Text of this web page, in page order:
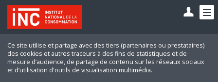
Ce site utilise et partage avec des tiers (partenaires ou prestataires)
des cookies et autres traceurs à des fins de statistiques et de
mesure d’audience, de partage de contenu sur les réseaux sociaux
et d’utilisation d'outils de visualisation multimédia.